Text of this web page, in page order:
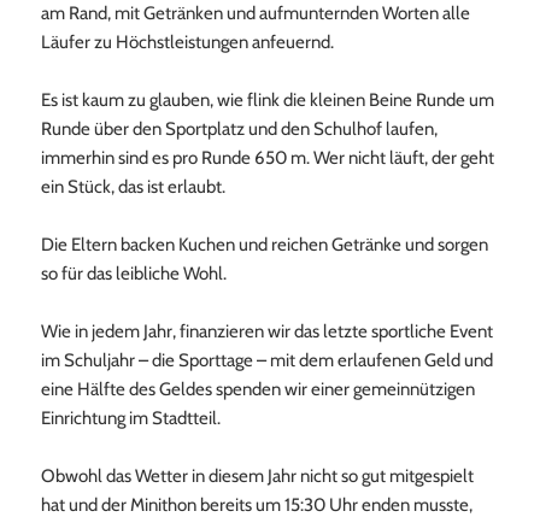
am Rand, mit Getränken und aufmunternden Worten alle
Läufer zu Höchstleistungen anfeuernd.
Es ist kaum zu glauben, wie flink die kleinen Beine Runde um
Runde über den Sportplatz und den Schulhof laufen,
immerhin sind es pro Runde 650 m. Wer nicht läuft, der geht
ein Stück, das ist erlaubt.
Die Eltern backen Kuchen und reichen Getränke und sorgen
so für das leibliche Wohl.
Wie in jedem Jahr, finanzieren wir das letzte sportliche Event
im Schuljahr – die Sporttage – mit dem erlaufenen Geld und
eine Hälfte des Geldes spenden wir einer gemeinnützigen
Einrichtung im Stadtteil.
Obwohl das Wetter in diesem Jahr nicht so gut mitgespielt
hat und der Minithon bereits um 15:30 Uhr enden musste,